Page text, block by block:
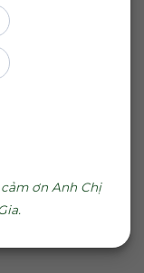
ơn Anh Chị